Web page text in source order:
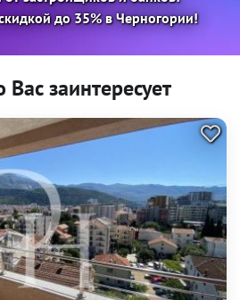
до 35% в Черногории!
заинтересует